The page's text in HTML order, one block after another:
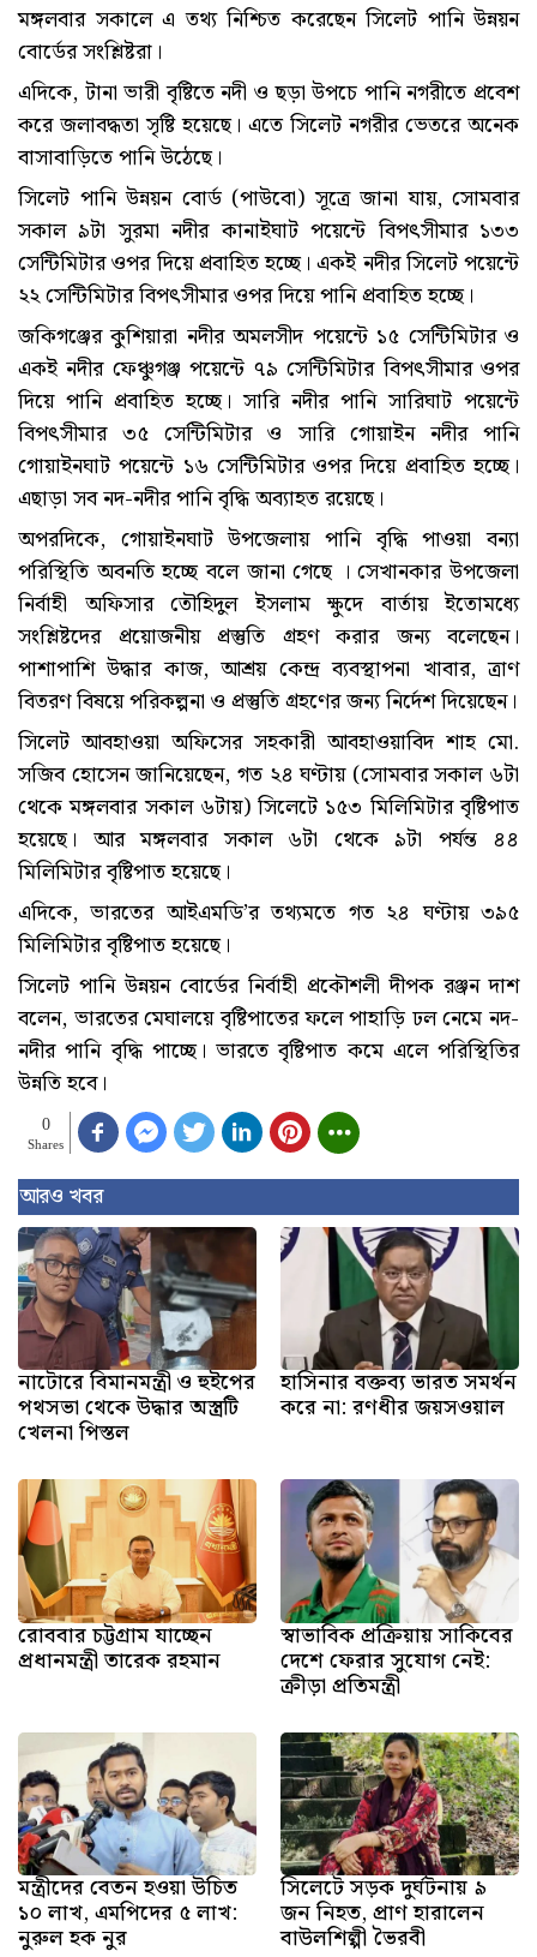
মঙ্গলবার সকালে এ তথ্য নিশ্চিত করেছেন সিলেট পানি উন্নয়ন
বোর্ডের সংশ্লিষ্টরা।
এদিকে, টানা ভারী বৃষ্টিতে নদী ও ছড়া উপচে পানি নগরীতে প্রবেশ
করে জলাবদ্ধতা সৃষ্টি হয়েছে। এতে সিলেট নগরীর ভেতরে অনেক
বাসাবাড়িতে পানি উঠেছে।
সিলেট পানি উন্নয়ন বোর্ড (পাউবো) সূত্রে জানা যায়, সোমবার
সকাল ৯টা সুরমা নদীর কানাইঘাট পয়েন্টে বিপৎসীমার ১৩৩
সেন্টিমিটার ওপর দিয়ে প্রবাহিত হচ্ছে। একই নদীর সিলেট পয়েন্টে
২২ সেন্টিমিটার বিপৎসীমার ওপর দিয়ে পানি প্রবাহিত হচ্ছে।
জকিগঞ্জের কুশিয়ারা নদীর অমলসীদ পয়েন্টে ১৫ সেন্টিমিটার ও
একই নদীর ফেঞ্চুগঞ্জ পয়েন্টে ৭৯ সেন্টিমিটার বিপৎসীমার ওপর
দিয়ে পানি প্রবাহিত হচ্ছে। সারি নদীর পানি সারিঘাট পয়েন্টে
বিপৎসীমার ৩৫ সেন্টিমিটার ও সারি গোয়াইন নদীর পানি
গোয়াইনঘাট পয়েন্টে ১৬ সেন্টিমিটার ওপর দিয়ে প্রবাহিত হচ্ছে।
এছাড়া সব নদ-নদীর পানি বৃদ্ধি অব্যাহত রয়েছে।
অপরদিকে, গোয়াইনঘাট উপজেলায় পানি বৃদ্ধি পাওয়া বন্যা
পরিস্থিতি অবনতি হচ্ছে বলে জানা গেছে । সেখানকার উপজেলা
নির্বাহী অফিসার তৌহিদুল ইসলাম ক্ষুদে বার্তায় ইতোমধ্যে
সংশ্লিষ্টদের প্রয়োজনীয় প্রস্তুতি গ্রহণ করার জন্য বলেছেন।
পাশাপাশি উদ্ধার কাজ, আশ্রয় কেন্দ্র ব্যবস্থাপনা খাবার, ত্রাণ
বিতরণ বিষয়ে পরিকল্পনা ও প্রস্তুতি গ্রহণের জন্য নির্দেশ দিয়েছেন।
সিলেট আবহাওয়া অফিসের সহকারী আবহাওয়াবিদ শাহ মো.
সজিব হোসেন জানিয়েছেন, গত ২৪ ঘণ্টায় (সোমবার সকাল ৬টা
থেকে মঙ্গলবার সকাল ৬টায়) সিলেটে ১৫৩ মিলিমিটার বৃষ্টিপাত
হয়েছে। আর মঙ্গলবার সকাল ৬টা থেকে ৯টা পর্যন্ত ৪৪
মিলিমিটার বৃষ্টিপাত হয়েছে।
এদিকে, ভারতের আইএমডি’র তথ্যমতে গত ২৪ ঘণ্টায় ৩৯৫
মিলিমিটার বৃষ্টিপাত হয়েছে।
সিলেট পানি উন্নয়ন বোর্ডের নির্বাহী প্রকৌশলী দীপক রঞ্জন দাশ
বলেন, ভারতের মেঘালয়ে বৃষ্টিপাতের ফলে পাহাড়ি ঢল নেমে নদ-
নদীর পানি বৃদ্ধি পাচ্ছে। ভারতে বৃষ্টিপাত কমে এলে পরিস্থিতির
উন্নতি হবে।
0
Shares
আরও খবর
নাটোরে বিমানমন্ত্রী ও হুইপের
পথসভা থেকে উদ্ধার অস্ত্রটি
খেলনা পিস্তল
হাসিনার বক্তব্য ভারত সমর্থন
করে না: রণধীর জয়সওয়াল
রোববার চট্টগ্রাম যাচ্ছেন
প্রধানমন্ত্রী তারেক রহমান
স্বাভাবিক প্রক্রিয়ায় সাকিবের
দেশে ফেরার সুযোগ নেই:
ক্রীড়া প্রতিমন্ত্রী
মন্ত্রীদের বেতন হওয়া উচিত
১০ লাখ, এমপিদের ৫ লাখ:
নুরুল হক নুর
সিলেটে সড়ক দুর্ঘটনায় ৯
জন নিহত, প্রাণ হারালেন
বাউলশিল্পী ভৈরবী